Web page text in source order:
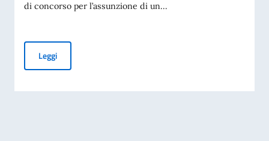
di concorso per l’assunzione di un...
LeggiBando di concorso per l'assunzione di FDI Analyst presso